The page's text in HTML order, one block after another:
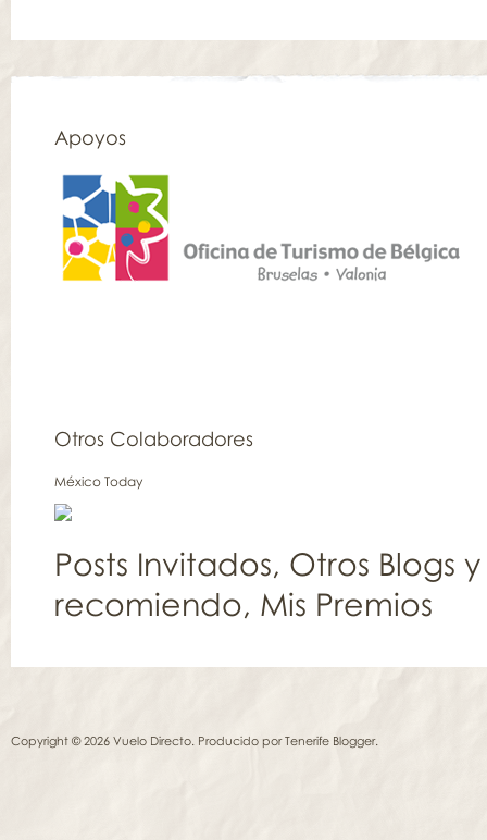
Apoyos
Otros Colaboradores
México Today
Posts Invitados, Otros Blogs
recomiendo, Mis Premios
Copyright © 2026 Vuelo Directo. Producido porTenerife Blogger.